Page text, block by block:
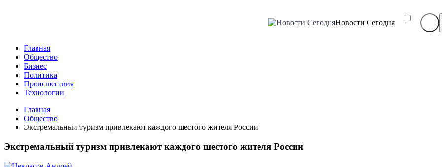
Новости Сегодня
Главная
Общество
Бизнес
Политика
Происшествия
Технологии
Главная
Общество
Экстремальный туризм привлекают каждого шестого жителя России
Экстремальный туризм привлекают каждого шестого жителя России